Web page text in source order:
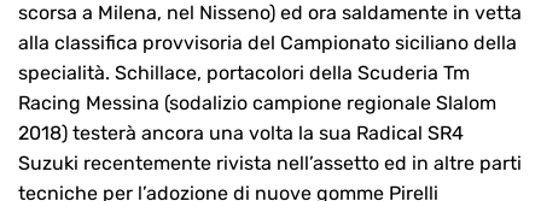
scorsa a Milena, nel Nisseno) ed ora saldamente in vetta
alla classifica provvisoria del Campionato siciliano della
specialità. Schillace, portacolori della Scuderia Tm
Racing Messina (sodalizio campione regionale Slalom
2018) testerà ancora una volta la sua Radical SR4
Suzuki recentemente rivista nell’assetto ed in altre parti
tecniche per l’adozione di nuove gomme Pirelli